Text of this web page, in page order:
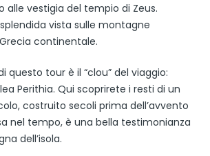
alle vestigia del tempio di Zeus.
vista sulle montagne
continentale.
questo tour è il “clou” del viaggio:
Perithia. Qui scoprirete i resti di un
costruito secoli prima dell’avvento
nel tempo, è una bella testimonianza
dell’isola.